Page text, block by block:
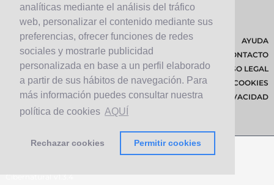
analíticas mediante el análisis del tráfico
web, personalizar el contenido mediante sus
preferencias, ofrecer funciones de redes
sociales y mostrarle publicidad
personalizada en base a un perfil elaborado
a partir de sus hábitos de navegación. Para
más información puedes consultar nuestra
política de cookies AQUÍ
Rechazar cookies Permitir cookies
AYUDA
CONTACTO
AVISO LEGAL
POLÍTICA DE COOKIES
POLÍTICA DE PRIVACIDAD
Cibernatural v1.3.4